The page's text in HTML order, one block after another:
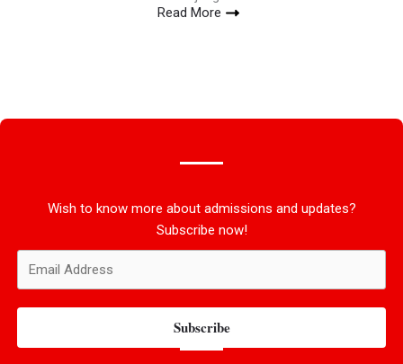
Read More
Wish to know more about admissions and updates?
Subscribe now!
Subscribe